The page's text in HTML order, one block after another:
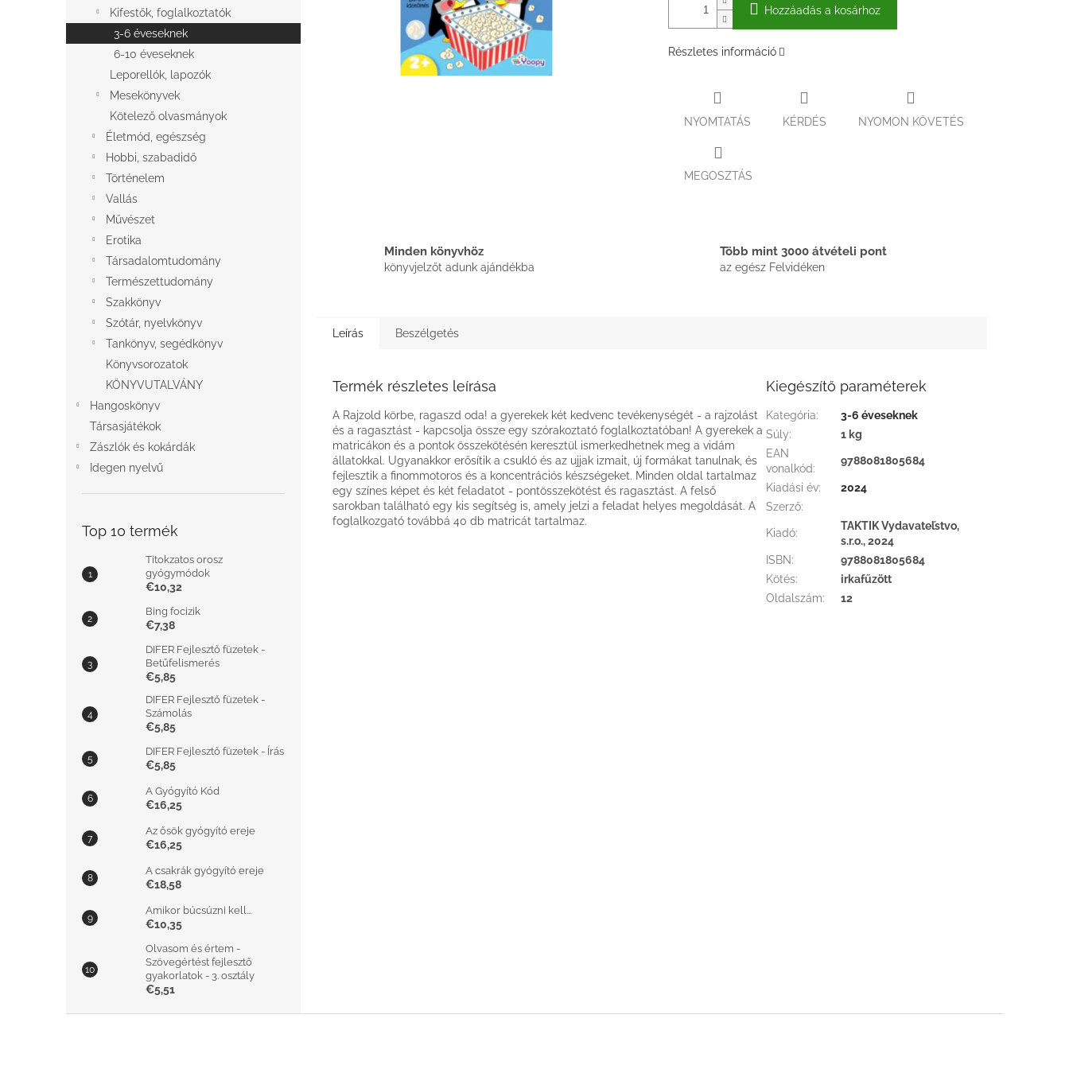
Kifestők, foglalkoztatók
3-6 éveseknek
6-10 éveseknek
Leporellók, lapozók
Mesekönyvek
Kötelező olvasmányok
Életmód, egészség
Hobbi, szabadidő
Történelem
Vallás
Művészet
Erotika
Társadalomtudomány
Természettudomány
Szakkönyv
Szótár, nyelvkönyv
Tankönyv, segédkönyv
Könyvsorozatok
KÖNYVUTALVÁNY
Hangoskönyv
Társasjátékok
Zászlók és kokárdák
Idegen nyelvű
Top 10 termék
Titokzatos orosz
gyógymódok
€10,32
Bing focizik
€7,38
DIFER Fejlesztő füzetek -
Betűfelismerés
€5,85
DIFER Fejlesztő füzetek -
Számolás
€5,85
DIFER Fejlesztő füzetek - Írás
€5,85
A Gyógyító Kód
€16,25
Az ősök gyógyító ereje
€16,25
A csakrák gyógyító ereje
€18,58
Amikor búcsúzni kell...
€10,35
Olvasom és értem -
Szövegértést fejlesztő
gyakorlatok - 3. osztály
€5,51
Hozzáadás a kosárhoz
Részletes információ
NYOMTATÁS KÉRDÉS NYOMON KÖVETÉS
MEGOSZTÁS
Minden könyvhöz
könyvjelzőt adunk ajándékba
Több mint 3000 átvételi pont
az egész Felvidéken
Leírás Beszélgetés
Termék részletes leírása
A Rajzold körbe, ragaszd oda! a gyerekek két kedvenc tevékenységét - a rajzolást
és a ragasztást - kapcsolja össze egy szórakoztató foglalkoztatóban! A gyerekek a
matricákon és a pontok összekötésén keresztül ismerkedhetnek meg a vidám
állatokkal. Ugyanakkor erősítik a csukló és az ujjak izmait, új formákat tanulnak, és
fejlesztik a finommotoros és a koncentrációs készségeket. Minden oldal tartalmaz
egy színes képet és két feladatot - pontösszekötést és ragasztást. A felső
sarokban található egy kis segítség is, amely jelzi a feladat helyes megoldását. A
foglalkozgató továbbá 40 db matricát tartalmaz.
Kiegészítő paraméterek
Kategória:
3-6 éveseknek
Súly:
1 kg
EAN
vonalkód:
9788081805684
Kiadási év:
2024
Szerző:
Kiadó:
TAKTIK Vydavateľstvo,
s.r.o., 2024
ISBN:
9788081805684
Kötés:
irkafűzött
Oldalszám: 12